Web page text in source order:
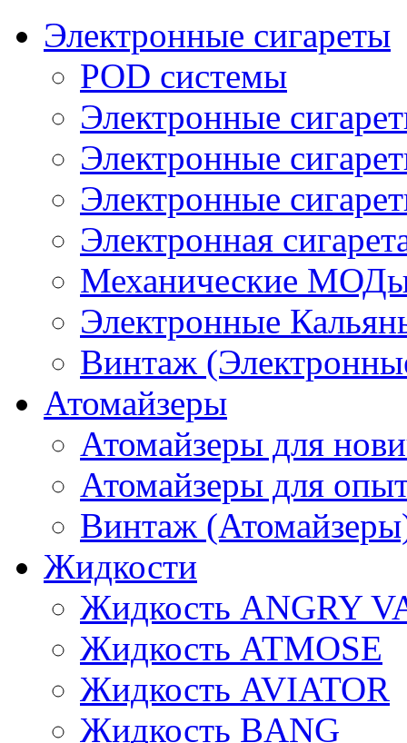
Электронные сигареты
POD системы
Электронные
Электронные
Электронные
Электронная
Механические
Электронные
Винтаж
Атомайзеры
Атомайзеры для
Атомайзеры для
Винтаж
Жидкости
Жидкость ANGRY
Жидкость ATMOSE
Жидкость AVIATOR
Жидкость BANG